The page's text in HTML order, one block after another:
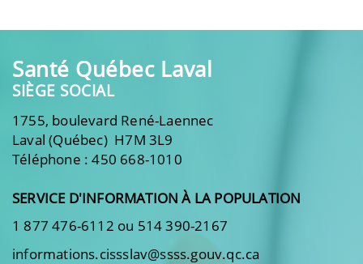
Santé Québec Laval
SIÈGE SOCIAL
1755, boulevard René-Laennec
Laval (Québec) H7M 3L9
Téléphone : 450 668-1010
SERVICE D'INFORMATION À LA POPULATION
1 877 476-6112 ou 514 390-2167
informations.cissslav@ssss.gouv.qc.ca